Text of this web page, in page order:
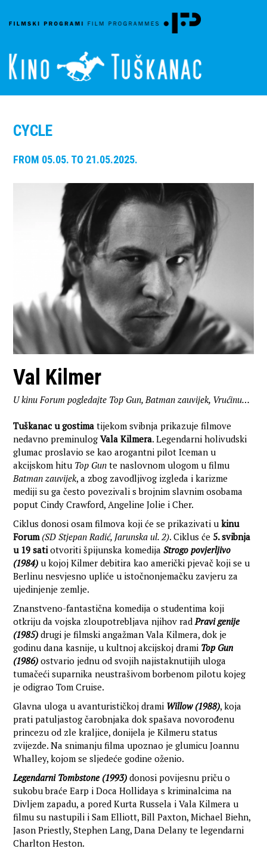
CYCLE
FROM 05.05. TO 21.05.2025.
Val Kilmer
U kinu Forum pogledajte Top Gun, Batman zauvijek, Vrućinu…
Tuškanac u gostima tijekom svibnja prikazuje filmove
nedavno preminulogVala Kilmera. Legendarni holivudski
glumac proslavio se kao arogantni pilot Iceman u
akcijskom hitu Top Gun te naslovnom ulogom u filmu
Batman zauvijek, a zbog zavodljivog izgleda i karizme
mediji su ga često povezivali s brojnim slavnim osobama
poput Cindy Crawford, Angeline Jolie i Cher.
Ciklus donosi osam filmova koji će se prikazivati ukinu
Forum (SD Stjepan Radić, Jarunska ul. 2). Ciklus će 5. svibnja
u 19 sati otvoriti špijunska komedijaStrogo povjerljivo
(1984) u kojoj Kilmer debitira kao američki pjevač koji se u
Berlinu nesvjesno upliće u istočnonjemačku zavjeru za
ujedinjenje zemlje.
Znanstveno-fantastična komedija o studentima koji
otkriju da vojska zloupotrebljava njihov radPravi genije
(1985) drugi je filmski angažman Vala Kilmera, dok je
godinu dana kasnije, u kultnoj akcijskoj drami Top Gun
(1986) ostvario jednu od svojih najistaknutijih uloga
tumačeći suparnika neustrašivom borbenom pilotu kojeg
je odigrao Tom Cruise.
Glavna uloga u avanturističkoj drami Willow (1988), koja
prati patuljastog čarobnjaka dok spašava novorođenu
princezu od zle kraljice, donijela je Kilmeru status
zvijezde. Na snimanju filma upoznao je glumicu Joannu
Whalley, kojom se sljedeće godine oženio.
Legendarni Tombstone (1993) donosi povijesnu priču o
sukobu braće Earp i Doca Hollidaya s kriminalcima na
Divljem zapadu, a pored Kurta Russela i Vala Kilmera u
filmu su nastupili i Sam Elliott, Bill Paxton, Michael Biehn,
Jason Priestly, Stephen Lang, Dana Delany te legendarni
Charlton Heston.